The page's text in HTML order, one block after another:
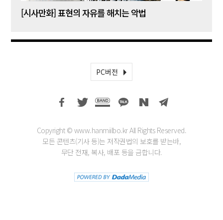
[시사만화] 표현의 자유를 해치는 악법
PC버전
Copyright © www.hanmiilbo.kr All Rights Reserved.
모든 콘텐츠(기사 등)는 저작권법의 보호를 받는바,
무단 전재, 복사, 배포 등을 금합니다.